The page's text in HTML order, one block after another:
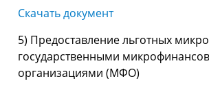
Скачать документ
5) Предоставление льготных
государственными
организациями (МФО)